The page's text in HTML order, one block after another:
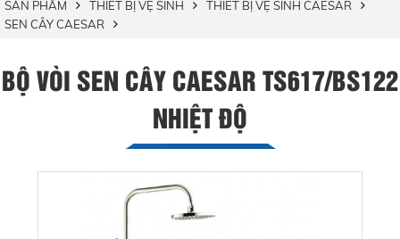
SẢN PHẨM THIẾT BỊ VỆ SINH
THIẾT BỊ VỆ SINH CAESAR
SEN CÂY CAESAR
BỘ VÒI SEN CÂY CAESAR TS617/BS122
NHIỆT ĐỘ